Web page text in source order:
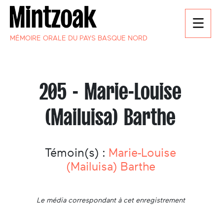
MÉMOIRE ORALE DU PAYS BASQUE NORD
205 - Marie-Louise
(Mailuisa) Barthe
Témoin(s) : Marie-Louise
(Mailuisa) Barthe
Le média correspondant à cet enregistrement